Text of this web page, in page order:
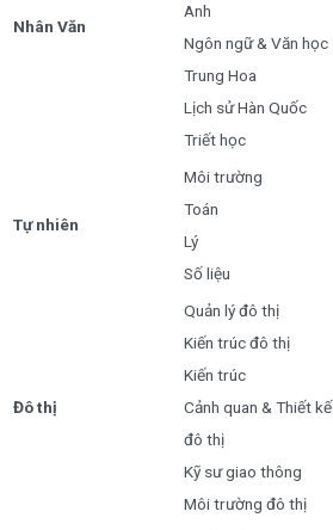
Nhân Văn
Anh
Ngôn ngữ & Văn học
Trung Hoa
Lịch sử Hàn Quốc
Triết học
Tự nhiên
Môi trường
Toán
Lý
Số liệu
Đô thị
Quản lý đô thị
Kiến trúc đô thị
Kiến trúc
Cảnh quan & Thiết kế
đô thị
Kỹ sư giao thông
Môi trường đô thị